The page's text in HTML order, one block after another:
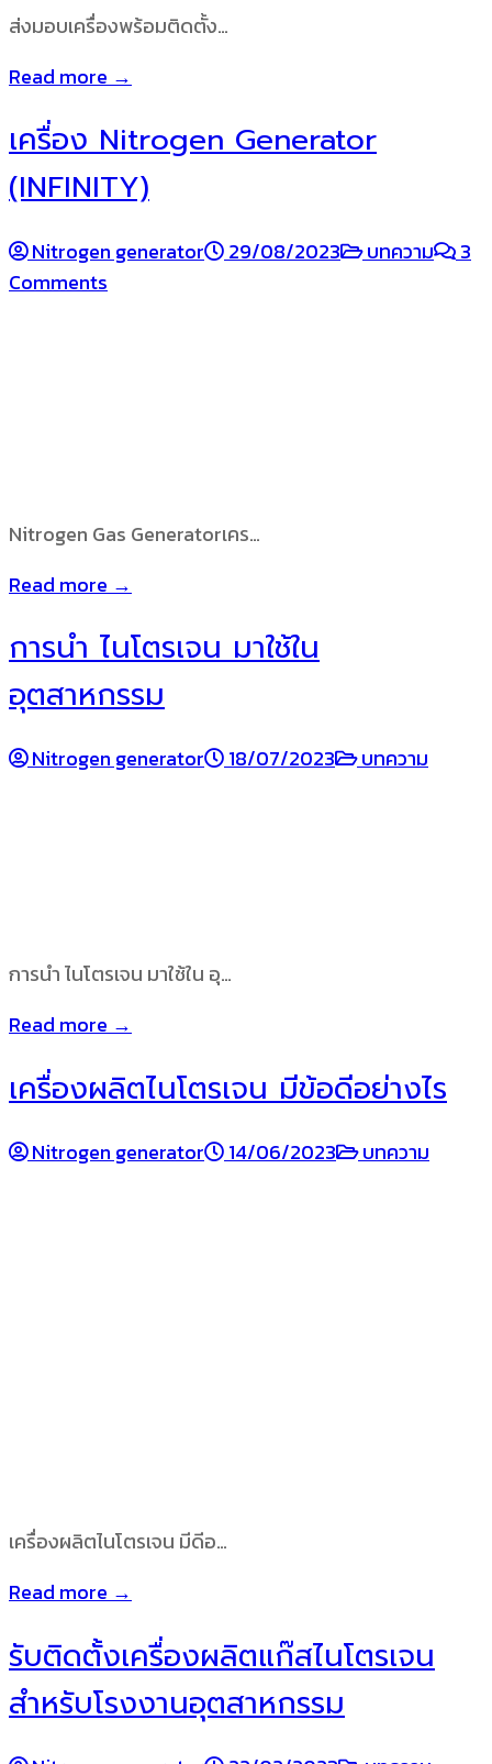
ส่งมอบเครื่องพร้อมติดตั้ง…
Read more →
เครื่อง Nitrogen Generator
(INFINITY)
Nitrogen generator 29/08/2023 บทความ
3
Comments
Nitrogen Gas Generatorเคร…
Read more →
การนำ ไนโตรเจน มาใช้ใน
อุตสาหกรรม
Nitrogen generator 18/07/2023 บทความ
การนำ ไนโตรเจน มาใช้ใน อุ…
Read more →
เครื่องผลิตไนโตรเจน มีข้อดีอย่างไร
Nitrogen generator 14/06/2023 บทความ
เครื่องผลิตไนโตรเจน มีดีอ…
Read more →
รับติดตั้งเครื่องผลิตแก๊สไนโตรเจน
สำหรับโรงงานอุตสาหกรรม